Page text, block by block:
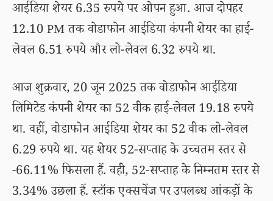
आईडिया शेयर 6.35 रुपये पर ओपन हुआ. आज दोपहर
12.10 PM तक वोडाफोन आईडिया कंपनी शेयर का हाई-
लेवल 6.51 रुपये और लो-लेवल 6.32 रुपये था.
आज शुक्रवार, 20 जून 2025 तक वोडाफोन आईडिया
लिमिटेड कंपनी शेयर का 52 वीक हाई-लेवल 19.18 रुपये
था. वहीं, वोडाफोन आईडिया शेयर का 52 वीक लो-लेवल
6.29 रुपये था. यह शेयर 52-सप्ताह के उच्चतम स्तर से
-66.11% फिसला हैं. वही, 52-सप्ताह के निम्नतम स्तर से
3.34% उछला हैं. स्टॉक एक्सचेंज पर उपलब्ध आंकड़ों के